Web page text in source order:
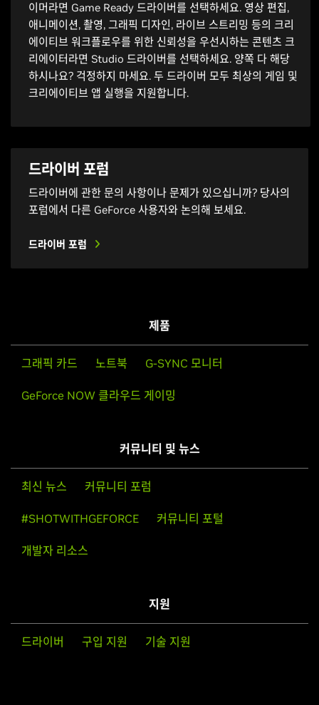
이머라면 Game Ready 드라이버를 선택하세요. 영상 편집,
애니메이션, 촬영, 그래픽 디자인, 라이브 스트리밍 등의 크리
에이티브 워크플로우를 위한 신뢰성을 우선시하는 콘텐츠 크
리에이터라면 Studio 드라이버를 선택하세요. 양쪽 다 해당
하시나요? 걱정하지 마세요. 두 드라이버 모두 최상의 게임 및
크리에이티브 앱 실행을 지원합니다.
드라이버 포럼
드라이버에 관한 문의 사항이나 문제가 있으십니까? 당사의
포럼에서 다른 GeForce 사용자와 논의해 보세요.
드라이버 포럼
제품
그래픽 카드 노트북 G-SYNC 모니터
GeForce NOW 클라우드 게이밍
커뮤니티 및 뉴스
최신 뉴스 커뮤니티 포럼
#SHOTWITHGEFORCE 커뮤니티 포털
개발자 리소스
지원
드라이버 구입 지원 기술 지원